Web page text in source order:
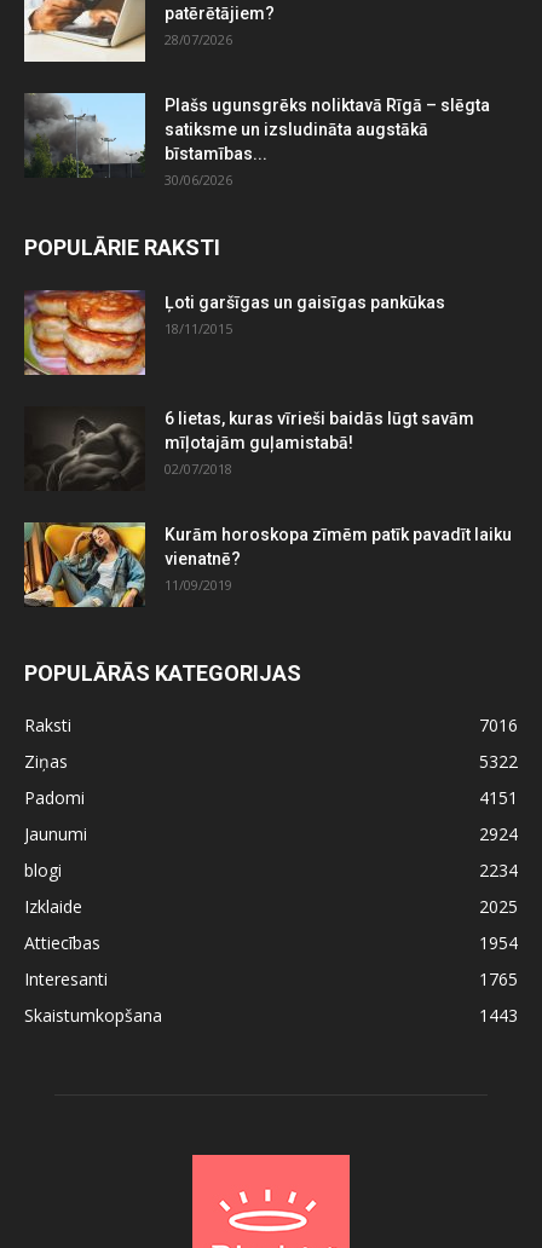
patērētājiem?
28/07/2026
Plašs ugunsgrēks noliktavā Rīgā – slēgta
satiksme un izsludināta augstākā
bīstamības...
30/06/2026
POPULĀRIE RAKSTI
Ļoti garšīgas un gaisīgas pankūkas
18/11/2015
6 lietas, kuras vīrieši baidās lūgt savām
mīļotajām guļamistabā!
02/07/2018
Kurām horoskopa zīmēm patīk pavadīt laiku
vienatnē?
11/09/2019
POPULĀRĀS KATEGORIJAS
Raksti
7016
Ziņas
5322
Padomi
4151
Jaunumi
2924
blogi
2234
Izklaide
2025
Attiecības
1954
Interesanti
1765
Skaistumkopšana
1443